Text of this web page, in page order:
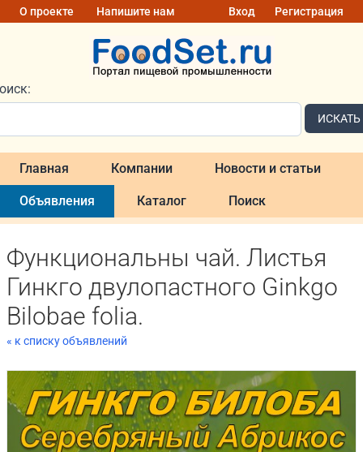
О проекте Напишите нам Вход Регистрация
ИСКАТЬ
Главная Компании Новости и статьи
Объявления Каталог Поиск
Функциональны чай. Листья
Гинкго двулопастного Ginkgo
Bilobae folia.
« к списку объявлений